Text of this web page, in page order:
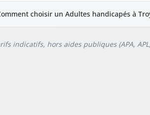
choisir un Adultes handicapés à
indicatifs, hors aides publiques (APA,